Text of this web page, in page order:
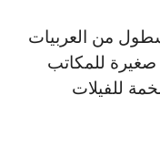
من العربيات
للمكاتب
للفيلات